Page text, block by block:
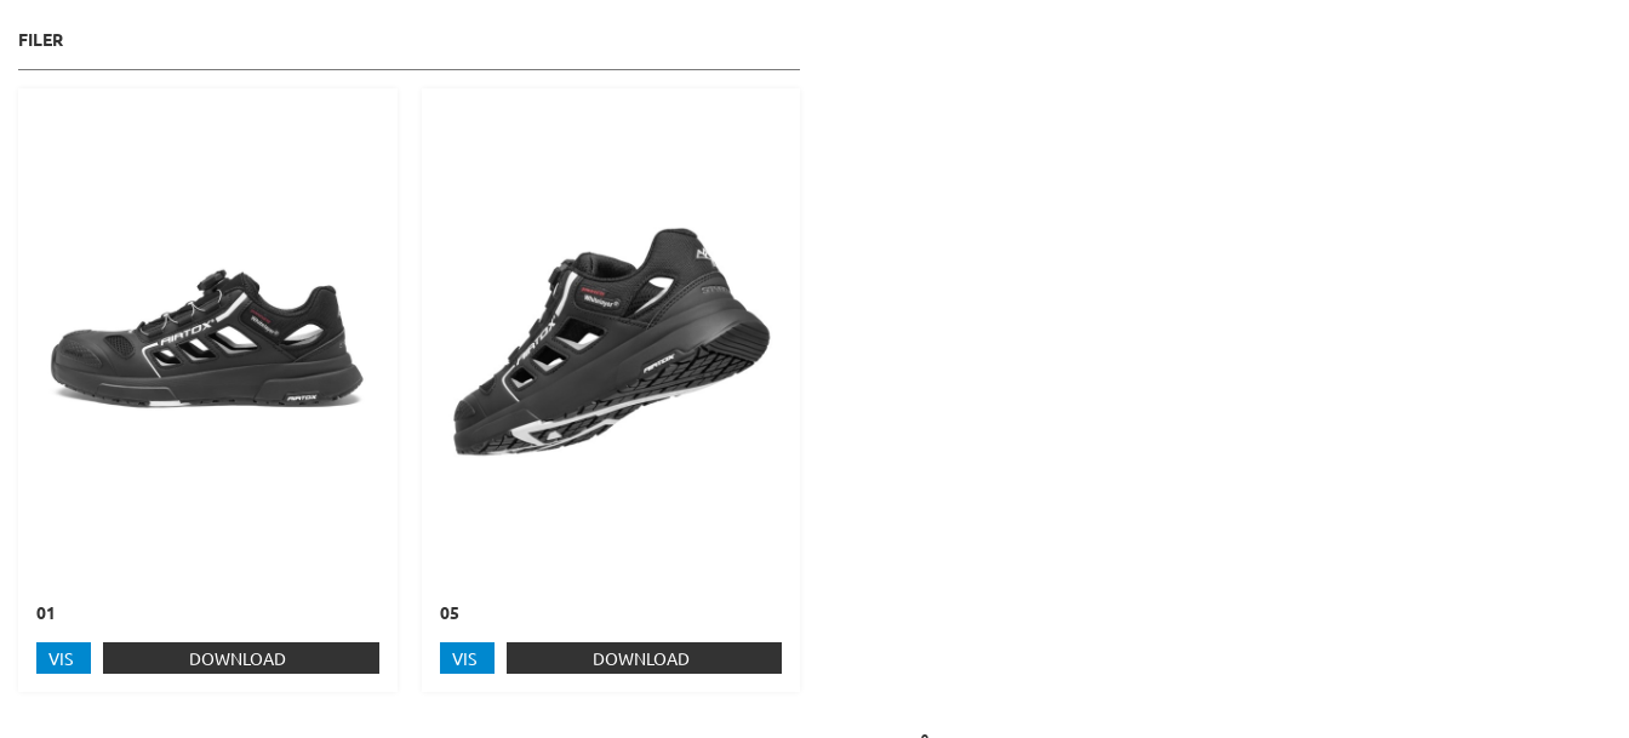
FILER
01
VIS DOWNLOAD
05
VIS DOWNLOAD